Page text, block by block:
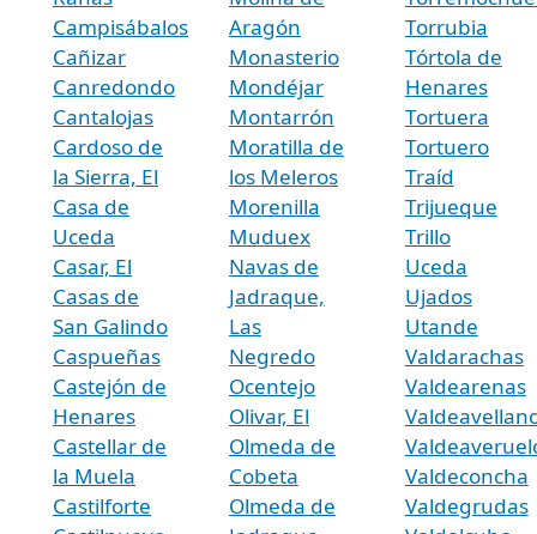
Campisábalos
Cañizar
Canredondo
Cantalojas
Cardoso de
la Sierra, El
Casa de
Uceda
Casar, El
Casas de
San Galindo
Caspueñas
Castejón de
Henares
Castellar de
la Muela
Castilforte
Aragón
Monasterio
Mondéjar
Montarrón
Moratilla de
los Meleros
Morenilla
Muduex
Navas de
Jadraque,
Las
Negredo
Ocentejo
Olivar, El
Olmeda de
Cobeta
Olmeda de
Torrubia
Tórtola de
Henares
Tortuera
Tortuero
Traíd
Trijueque
Trillo
Uceda
Ujados
Utande
Valdarachas
Valdearenas
Valdeconcha
Valdegrudas